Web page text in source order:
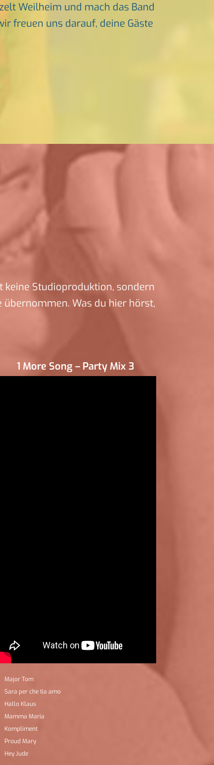
Weilheim und mach das Band
freuen uns darauf, deine Gäste
keine Studioproduktion, sondern
Was du hier hörst,
1 More Song – Party Mix 3
Major Tom
Sara per che tia amo
Hallo Klaus
Mamma Maria
Kompliment
Proud Mary
Hey Jude